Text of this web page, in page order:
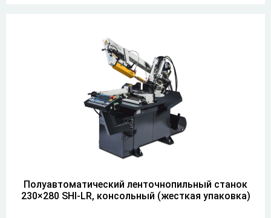
Полуавтоматический ленточнопильный станок
230×280 SHI-LR, консольный (жесткая упаковка)